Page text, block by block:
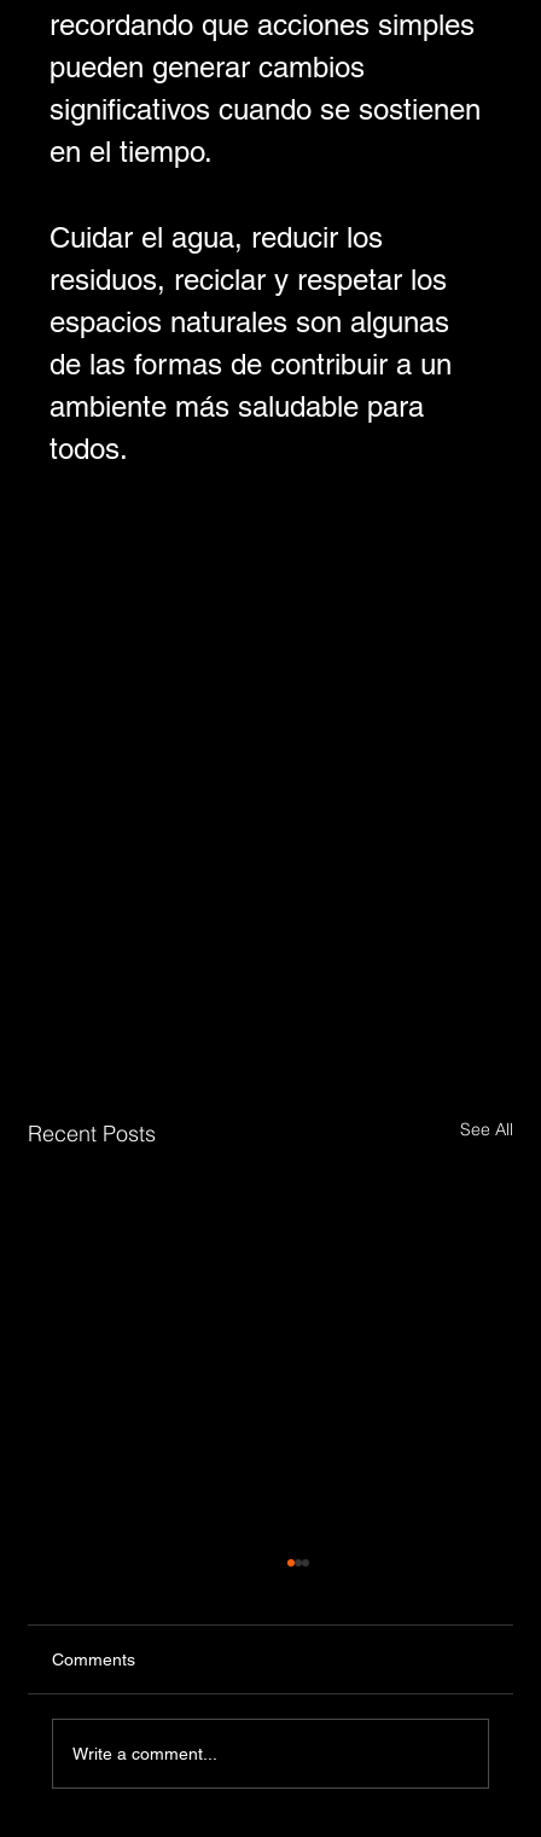
recordando que acciones simples
pueden generar cambios
significativos cuando se sostienen
en el tiempo.
Cuidar el agua, reducir los
residuos, reciclar y respetar los
espacios naturales son algunas
de las formas de contribuir a un
ambiente más saludable para
todos.
Recent Posts See All
Comments
Write a comment...